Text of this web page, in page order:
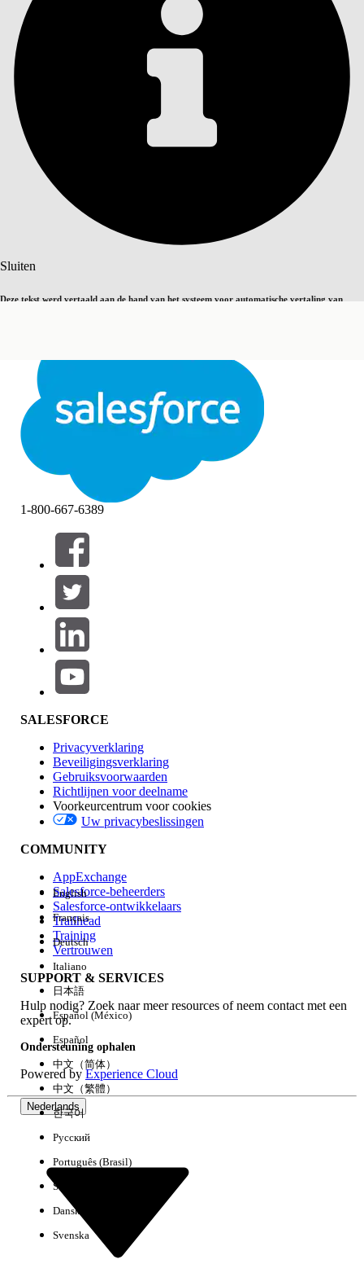
Sluiten
Deze tekst werd vertaald aan de hand van het systeem voor automatische vertaling van
Sluiten Sluiten
INHOUDSOPGAVE
Zoeken
Filters (0)
FILTERS SELECTEREN
Productgebied
Invloed op functies
Edition
Ervaring
Alles wissen Gereed
Geen resultaten
1-800-667-6389
SALESFORCE
Privacyverklaring
Beveiligingsverklaring
Gebruiksvoorwaarden
Richtlijnen voor deelname
Voorkeurcentrum voor cookies
Uw privacybeslissingen
COMMUNITY
AppExchange
Salesforce-beheerders
Salesforce-ontwikkelaars
Trailhead
Training
Vertrouwen
SUPPORT & SERVICES
Hulp nodig? Zoek naar meer resources of neem contact met een
expert op.
Ondersteuning ophalen
Powered byExperience Cloud
Nederlands
English
Français
Deutsch
Italiano
日本語
Español (México)
Español
中文（简体）
中文（繁體）
한국어
Русский
Português (Brasil)
Suomi
Dansk
Svenska